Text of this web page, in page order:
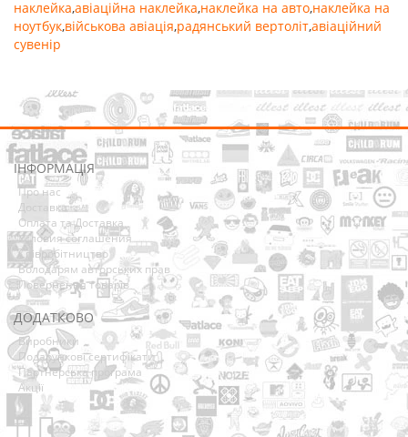
наклейка,авіаційна наклейка,наклейка на авто,наклейка на
ноутбук,військова авіація,радянський вертоліт,авіаційний
сувенір
ІНФОРМАЦІЯ
Про нас
Доставка
Оплата та Доставка
Условия соглашения
Співробітництво
Володарям авторських прав
Повернення товарів
ДОДАТКОВО
Виробники
Подарункові сертифікати
Партнерська програма
Акції